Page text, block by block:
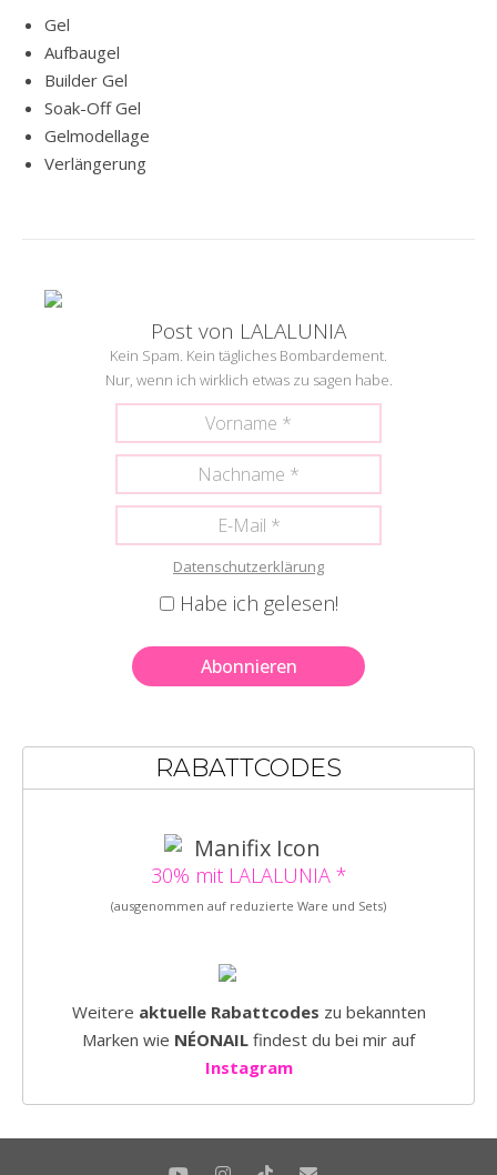
Gel
Aufbaugel
Builder Gel
Soak-Off Gel
Gelmodellage
Verlängerung
Post von LALALUNIA
Kein Spam. Kein tägliches Bombardement.
Nur, wenn ich wirklich etwas zu sagen habe.
Datenschutzerklärung
Habe ich gelesen!
RABATTCODES
30% mit LALALUNIA *
(ausgenommen auf reduzierte Ware und Sets)
Weitere aktuelle Rabattcodes zu bekannten
Marken wie NÉONAIL findest du bei mir auf
Instagram